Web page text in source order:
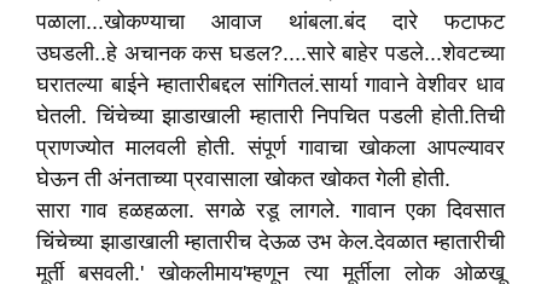
पळाला...खोकण्याचा आवाज थांबला.बंद दारे फटाफट
उघडली..हे अचानक कस घडल?....सारे बाहेर पडले...शेवटच्या
घरातल्या बाईने म्हातारीबद्दल सांगितलं.सार्या गावाने वेशीवर धाव
घेतली. चिंचेच्या झाडाखाली म्हातारी निपचित पडली होती.तिची
प्राणज्योत मालवली होती. संपूर्ण गावाचा खोकला आपल्यावर
घेऊन ती अंनताच्या प्रवासाला खोकत खोकत गेली होती.
सारा गाव हळहळला. सगळे रडू लागले. गावान एका दिवसात
चिंचेच्या झाडाखाली म्हातारीच देऊळ उभ केल.देवळात म्हातारीची
मूर्ती बसवली.' खोकलीमाय'म्हणून त्या मूर्तीला लोक ओळखू